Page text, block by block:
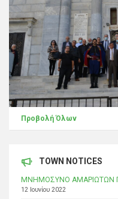
Προβολή Όλων
TOWN NOTICES
ΜΝΗΜΟΣΥΝΟ ΑΜΑΡΙΩΤΩΝ
12 Ιουνίου 2022